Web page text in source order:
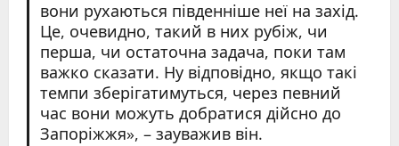
вони рухаються південніше неї на захід.
Це, очевидно, такий в них рубіж, чи
перша, чи остаточна задача, поки там
важко сказати. Ну відповідно, якщо такі
темпи зберігатимуться, через певний
час вони можуть добратися дійсно до
Запоріжжя», – зауважив він.